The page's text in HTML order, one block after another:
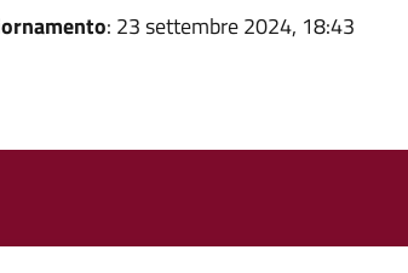
: 23 settembre 2024, 18:43